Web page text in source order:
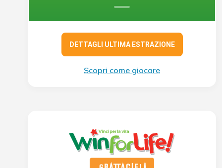
DETTAGLI ULTIMA ESTRAZIONE
Scopri come giocare